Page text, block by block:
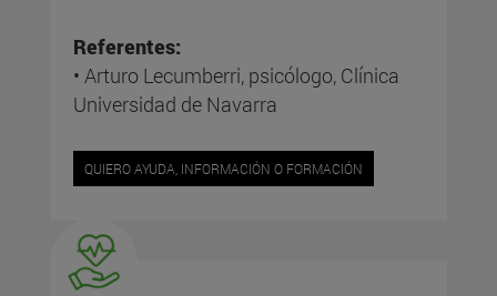
Referentes:
• Arturo Lecumberri, psicólogo, Clínica
Universidad de Navarra
QUIERO AYUDA, INFORMACIÓN O FORMACIÓN